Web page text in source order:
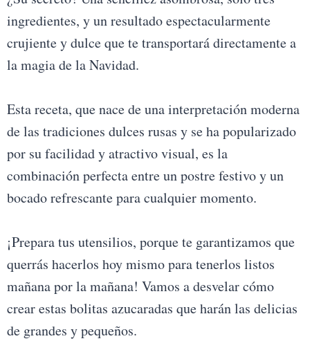
ingredientes, y un resultado espectacularmente
crujiente y dulce que te transportará directamente a
la magia de la Navidad.
Esta receta, que nace de una interpretación moderna
de las tradiciones dulces rusas y se ha popularizado
por su facilidad y atractivo visual, es la
combinación perfecta entre un postre festivo y un
bocado refrescante para cualquier momento.
¡Prepara tus utensilios, porque te garantizamos que
querrás hacerlos hoy mismo para tenerlos listos
mañana por la mañana! Vamos a desvelar cómo
crear estas bolitas azucaradas que harán las delicias
de grandes y pequeños.